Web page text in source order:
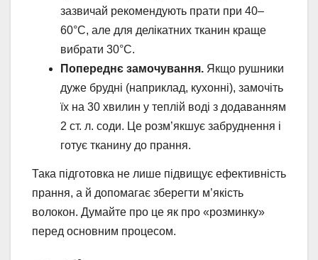
зазвичай рекомендують прати при 40–
60°C, але для делікатних тканин краще
вибрати 30°C.
Попереднє замочування. Якщо рушники
дуже брудні (наприклад, кухонні), замочіть
їх на 30 хвилин у теплій воді з додаванням
2 ст. л. соди. Це розм’якшує забруднення і
готує тканину до прання.
Така підготовка не лише підвищує ефективність
прання, а й допомагає зберегти м’якість
волокон. Думайте про це як про «розминку»
перед основним процесом.